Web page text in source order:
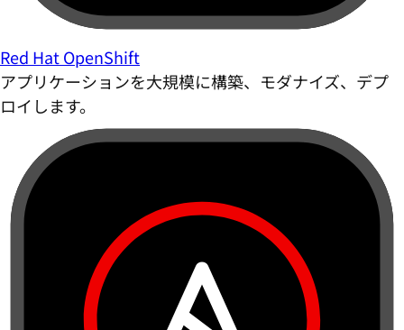
Red Hat OpenShift
アプリケーションを大規模に構築、モダナイズ、デプ
ロイします。